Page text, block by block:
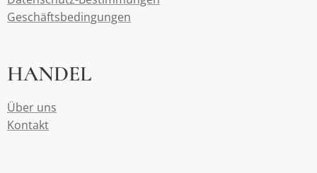
Geschäftsbedingungen
HANDEL
Über uns
Kontakt